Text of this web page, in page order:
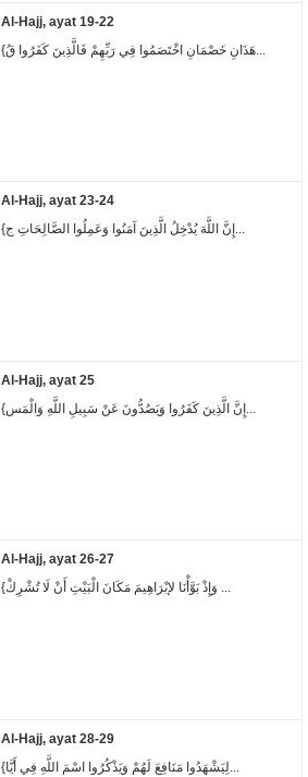
Al-Hajj, ayat 19-22
{هَذَانِ خَصْمَانِ اخْتَصَمُوا فِي رَبِّهِمْ فَالَّذِينَ كَفَرُوا قُ...
Al-Hajj, ayat 23-24
{إِنَّ اللَّهَ يُدْخِلُ الَّذِينَ آمَنُوا وَعَمِلُوا الصَّالِحَاتِ ج...
Al-Hajj, ayat 25
{إِنَّ الَّذِينَ كَفَرُوا وَيَصُدُّونَ عَنْ سَبِيلِ اللَّهِ وَالْمَس...
Al-Hajj, ayat 26-27
{وَإِذْ بَوَّأْنَا لإبْرَاهِيمَ مَكَانَ الْبَيْتِ أَنْ لَا تُشْرِكْ ...
Al-Hajj, ayat 28-29